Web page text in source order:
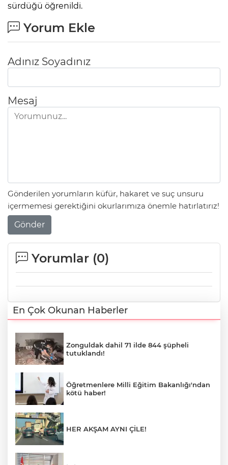
sürdüğü öğrenildi.
Yorum Ekle
Adınız Soyadınız
Mesaj
Gönderilen yorumların küfür, hakaret ve suç unsuru
içermemesi gerektiğini okurlarımıza önemle hatırlatırız!
Gönder
Yorumlar (0)
En Çok Okunan Haberler
Zonguldak dahil 71 ilde 844 şüpheli
tutuklandı!
Öğretmenlere Milli Eğitim Bakanlığı'ndan
kötü haber!
HER AKŞAM AYNI ÇİLE!